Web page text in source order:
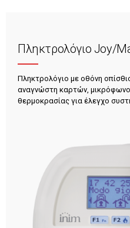
Πληκτρολόγιο Joy/
Πληκτρολόγιο με οθόνη
αναγνώστη καρτών,
θερμοκρασίας για έλεγχο